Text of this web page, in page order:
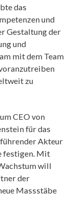
das
und
Gestaltung der
und
mit dem Team
zu
CEO von
für das
Akteur
festigen. Mit
will
der
Massstäbe